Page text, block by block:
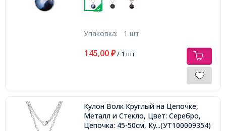
Упаковка: 1 шт
145,00 ₽/ 1 шт
Кулон Волк Круглый на Цепочке,
Металл и Стекло, Цвет: Серебро,
Цепочка: 45-50см, Кулон: 27мм,
...(УТ100009354)